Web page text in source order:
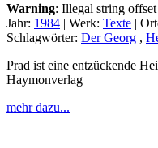
Warning: Illegal string
Jahr: 1984 | Werk: Texte |
Schlagwörter: Der Georg ,
Prad ist eine entzückende
Haymonverlag
mehr dazu...